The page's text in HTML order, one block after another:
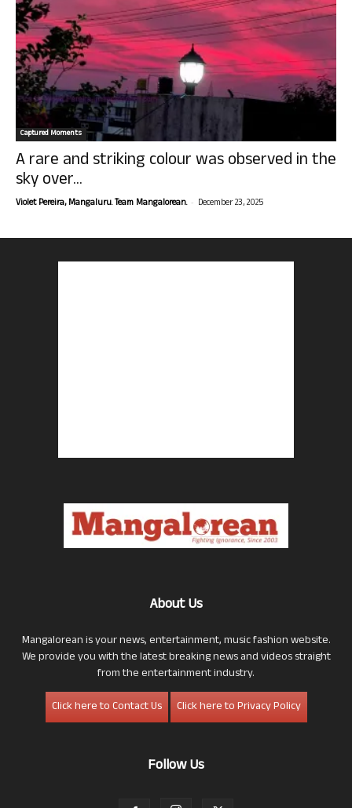
Captured Moments
A rare and striking colour was observed in the
sky over...
Violet Pereira, Mangaluru. Team Mangalorean. - December 23, 2025
About Us
Mangalorean is your news, entertainment, music fashion website.
We provide you with the latest breaking news and videos straight
from the entertainment industry.
Click here to Contact Us
Click here to Privacy Policy
Follow Us